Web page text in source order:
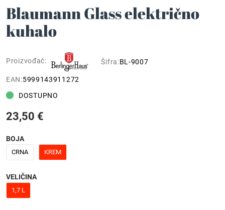
Blaumann Glass električno
kuhalo
Proizvođač: Šifra:BL-9007
EAN:5999143911272
DOSTUPNO
23,50 €
BOJA
CRNA KREM
VELIČINA
1,7 L